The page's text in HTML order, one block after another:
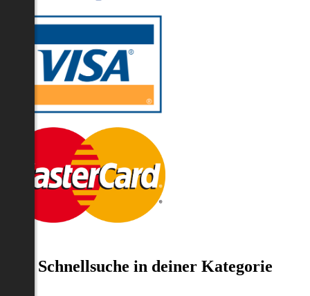
Schnellsuche in deiner Kategorie